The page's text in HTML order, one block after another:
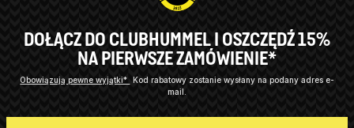
DOŁĄCZ DO CLUBHUMMEL I OSZCZĘDŹ 15%
NA PIERWSZE ZAMÓWIENIE*
Obowiązują pewne wyjątki* Kod rabatowy zostanie wysłany na podany adres e-
mail.